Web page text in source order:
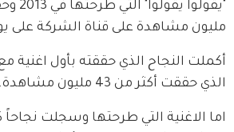
مليون مشاهدة على قناة الشركة على
أكملت النجاح الذي حققته بأول اغنية
الذي حققت أكثر من 43 مليون مشاهدة.
اما الاغنية التي طرحتها وسجلت نجاحاً